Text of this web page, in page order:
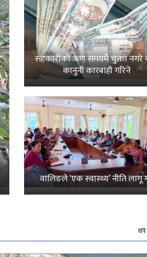
सहकारीको ऋण समयमै चुक्ता नगरे
कानुनी कारबाही गरिने
वालिङले ‘एक स्वास्थ्य’ नीति लागू
थप